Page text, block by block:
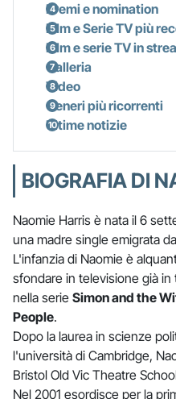
Premi e nomination
Film e Serie TV più
Film e serie TV in
Galleria
Video
Generi più ricorrenti
Ultime notizie
BIOGRAFIA DI
Naomie Harris è nata il 6
una madre single emigrata
L'infanzia di Naomie è
sfondare in televisione già in
nella serie Simon and the
People.
Dopo la laurea in scienze
l'università di Cambridge,
Bristol Old Vic Theatre
Nel 2001 esordisce per la